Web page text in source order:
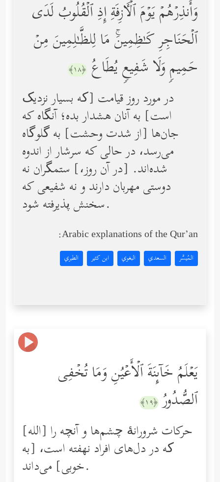
وَأَنذِرۡهُمۡ یَوۡمَ ٱلۡـَٔازِفَةِ إِذِ ٱلۡقُلُوبُ لَدَى
ٱلۡحَنَاجِرِ كَـٰظِمِینَۚ مَا لِلظَّـٰلِمِینَ مِنۡ
حَمِیمࣲ وَلَا شَفِیعࣲ یُطَاعُ ﴿١٨﴾
در مورد روز قیامت [که بسیار نزدیک
است] به آنان هشدار بده؛ آنگاه كه
جان‌ها [از شدت وحشت] به گلوگاه
مى‌رسد، در حالى كه سرشار از‌ اندوه
شده‌اند. [در آن روز،] ستمگران نه
دوستى مهربان دارند و نه شفیعی كه
سخنش پذیرفته شود.
Arabic explanations of the Qur’an:
المُيسَّر السعدي البغوي ابن كثير الطبري
یَعۡلَمُ خَاۤىِٕنَةَ ٱلۡأَعۡیُنِ وَمَا تُخۡفِی
ٱلصُّدُورُ ﴿١٩﴾
[الله] حركات شرورانۀ چشم‌ها و آنچه را
که در دل‌های افراد نهفته است، [به
خوبی] مى‌داند.